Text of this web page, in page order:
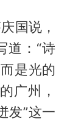
国说，
道：“诗
是光的
广州，
发”这一